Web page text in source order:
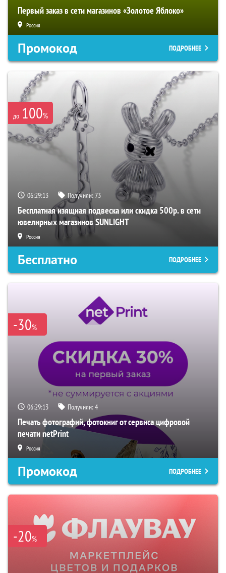
Первый заказ в сети магазинов «Золотое Яблоко»
Россия
Промокод ПОДРОБНЕЕ
до 100%
06:29:12 Получили:73
Бесплатная изящная подвеска или скидка 500р. в сети
ювелирных магазинов SUNLIGHT
Россия
Бесплатно ПОДРОБНЕЕ
-30%
06:29:12 Получили:4
Печать фотографий, фотокниг от сервиса цифровой
печати netPrint
Россия
Промокод ПОДРОБНЕЕ
-20%